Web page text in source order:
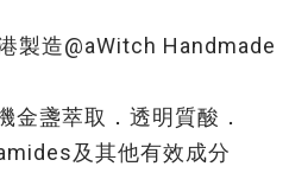
製造@aWitch Handmade
盞萃取．透明質酸．
及其他有效成分